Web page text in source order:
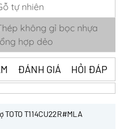
tự nhiên
không gỉ bọc nhựa
hợp dẻo
ĐÁNH GIÁ HỎI ĐÁP
T114CU22R#MLA